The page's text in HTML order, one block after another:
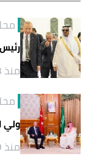
منذ 8 دقائق
ولي
منذ 9 دقائق